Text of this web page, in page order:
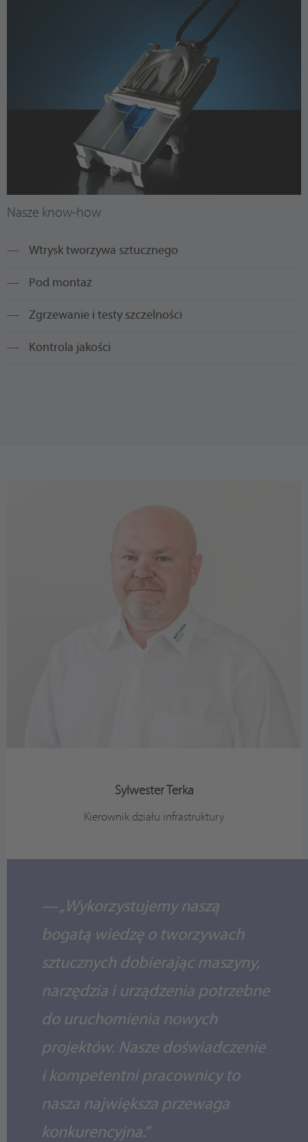
Nasze know-how
Wtrysk tworzywa sztucznego
Pod montaż
Zgrzewanie i testy szczelności
Kontrola jakości
„Wykorzystujemy naszą
bogatą wiedzę o tworzywach
sztucznych dobierając maszyny,
narzędzia i urządzenia potrzebne
do uruchomienia nowych
projektów. Nasze doświadczenie
i kompetentni pracownicy to
nasza największa przewaga
konkurencyjna.”
Sylwester Terka
Kierownik działu infrastruktury